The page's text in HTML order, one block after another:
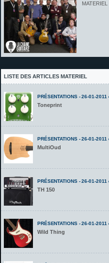
LISTE DES ARTICLES MATERIEL
PRÉSENTATIONS - 26-01-2011
Toneprint
PRÉSENTATIONS - 26-01-2011
MultiOud
PRÉSENTATIONS - 26-01-2011
TH 150
PRÉSENTATIONS - 26-01-2011
Wild Thing